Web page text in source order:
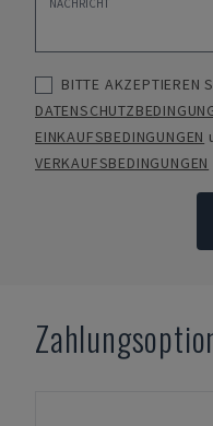
BITTE AKZEPTIEREN
EINKAUFSBEDINGUNGEN
VERKAUFSBEDINGUNGEN